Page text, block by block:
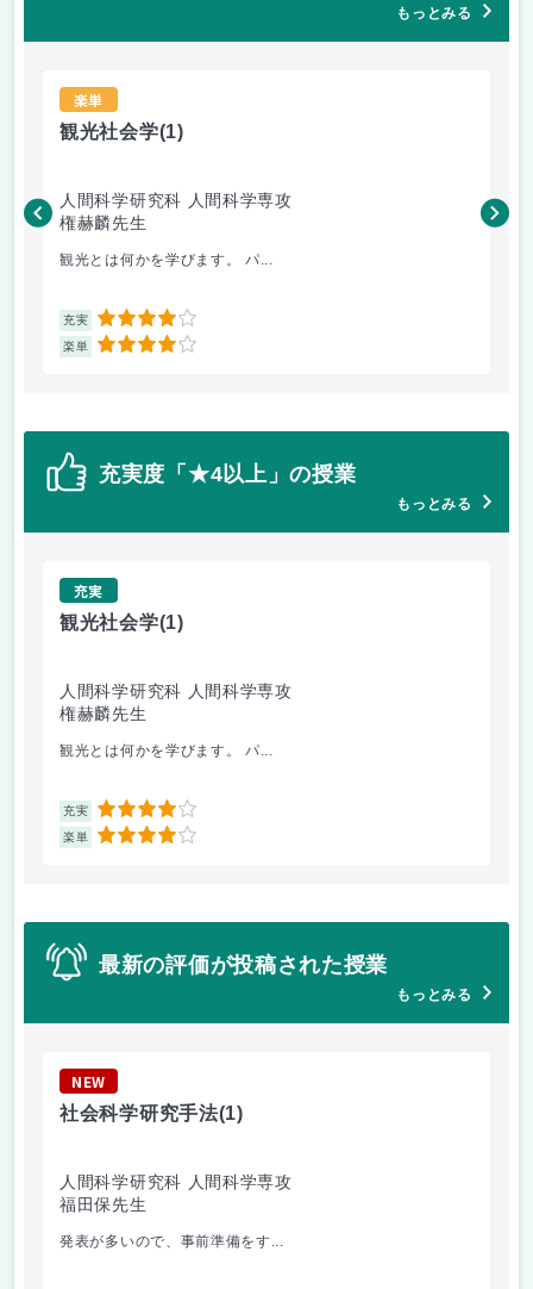
もっとみる
楽単
観光社会学(1)
人間科学研究科 人間科学専攻
権赫麟先生
観光とは何かを学びます。 パ...
充実 4
楽単 4
高
充実度「★4以上」の授業
もっとみる
充実
観光社会学(1)
人間科学研究科 人間科学専攻
権赫麟先生
観光とは何かを学びます。 パ...
充実 4
楽単 4
最新の評価が投稿された授業
もっとみる
NEW
社会科学研究手法(1)
人間科学研究科 人間科学専攻
福田保先生
発表が多いので、事前準備をす...